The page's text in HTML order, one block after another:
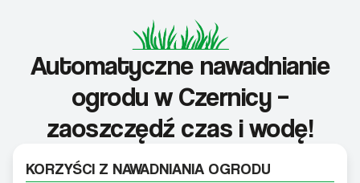
Automatyczne nawadnianie
ogrodu w Czernicy –
zaoszczędź czas i wodę!
KORZYŚCI Z NAWADNIANIA OGRODU